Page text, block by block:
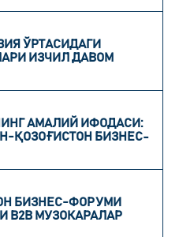
ЎРТАСИДАГИ
ИЗЧИЛ ДАВОМ
АМАЛИЙ ИФОДАСИ:
ҚОЗОҒИСТОН БИЗНЕС-
БИЗНЕС-ФОРУМИ
B2B МУЗОКАРАЛАР